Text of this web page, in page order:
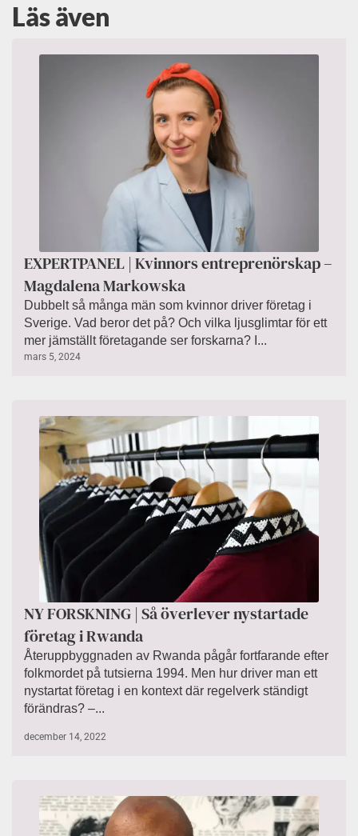
Läs även
EXPERTPANEL | Kvinnors entreprenörskap –
Magdalena Markowska
Dubbelt så många män som kvinnor driver företag i
Sverige. Vad beror det på? Och vilka ljusglimtar för ett
mer jämställt företagande ser forskarna? I...
mars 5, 2024
NY FORSKNING | Så överlever nystartade
företag i Rwanda
Återuppbyggnaden av Rwanda pågår fortfarande efter
folkmordet på tutsierna 1994. Men hur driver man ett
nystartat företag i en kontext där regelverk ständigt
förändras? –...
december 14, 2022